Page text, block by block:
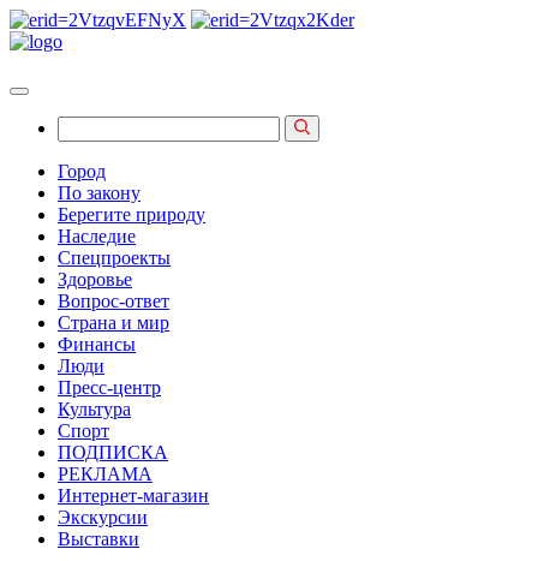
Город
По закону
Берегите природу
Наследие
Спецпроекты
Здоровье
Вопрос-ответ
Страна и мир
Финансы
Люди
Пресс-центр
Культура
Спорт
ПОДПИСКА
РЕКЛАМА
Интернет-магазин
Экскурсии
Выставки